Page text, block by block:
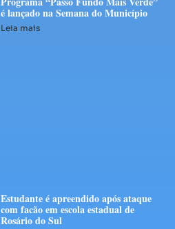
é lançado na Semana do Município
Leia mais
Estudante é apreendido após ataque
com facão em escola estadual de
Rosário do Sul